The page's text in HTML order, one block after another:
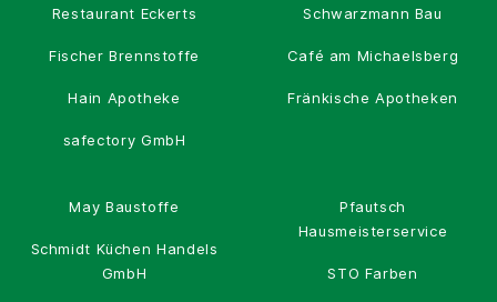
Restaurant Eckerts
Fischer Brennstoffe
Hain Apotheke
safectory GmbH
Schwarzmann Bau
Café am Michaelsberg
Fränkische Apotheken
May Baustoffe
Schmidt Küchen Handels
GmbH
Pfautsch
Hausmeisterservice
STO Farben